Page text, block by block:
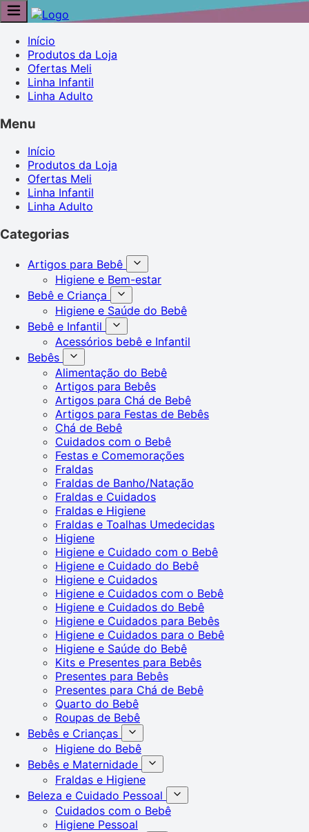
Início
Produtos da Loja
Ofertas Meli
Linha Infantil
Linha Adulto
Menu
Início
Produtos da Loja
Ofertas Meli
Linha Infantil
Linha Adulto
Categorias
Artigos para Bebê
Higiene e Bem-estar
Bebê e Criança
Higiene e Saúde do Bebê
Bebê e Infantil
Acessórios bebê e Infantil
Bebês
Alimentação do Bebê
Artigos para Bebês
Artigos para Chá de Bebê
Artigos para Festas de Bebês
Chá de Bebê
Cuidados com o Bebê
Festas e Comemorações
Fraldas
Fraldas de Banho/Natação
Fraldas e Cuidados
Fraldas e Higiene
Fraldas e Toalhas Umedecidas
Higiene
Higiene e Cuidado com o Bebê
Higiene e Cuidado do Bebê
Higiene e Cuidados
Higiene e Cuidados com o Bebê
Higiene e Cuidados do Bebê
Higiene e Cuidados para Bebês
Higiene e Cuidados para o Bebê
Higiene e Saúde do Bebê
Kits e Presentes para Bebês
Presentes para Bebês
Presentes para Chá de Bebê
Quarto do Bebê
Roupas de Bebê
Bebês e Crianças
Higiene do Bebê
Bebês e Maternidade
Fraldas e Higiene
Beleza e Cuidado Pessoal
Cuidados com o Bebê
Higiene Pessoal